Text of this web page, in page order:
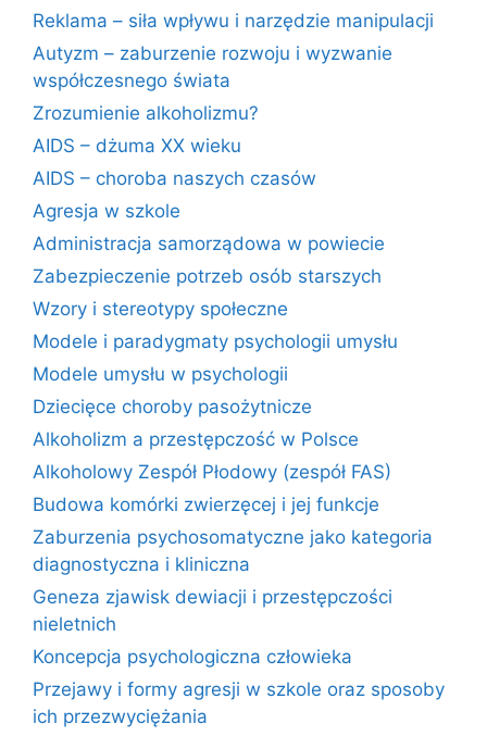
Reklama – siła wpływu i narzędzie manipulacji
Autyzm – zaburzenie rozwoju i wyzwanie
współczesnego świata
Zrozumienie alkoholizmu?
AIDS – dżuma XX wieku
AIDS – choroba naszych czasów
Agresja w szkole
Administracja samorządowa w powiecie
Zabezpieczenie potrzeb osób starszych
Wzory i stereotypy społeczne
Modele i paradygmaty psychologii umysłu
Modele umysłu w psychologii
Dziecięce choroby pasożytnicze
Alkoholizm a przestępczość w Polsce
Alkoholowy Zespół Płodowy (zespół FAS)
Budowa komórki zwierzęcej i jej funkcje
Zaburzenia psychosomatyczne jako kategoria
diagnostyczna i kliniczna
Geneza zjawisk dewiacji i przestępczości
nieletnich
Koncepcja psychologiczna człowieka
Przejawy i formy agresji w szkole oraz sposoby
ich przezwyciężania